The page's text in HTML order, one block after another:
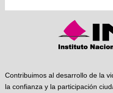
Contribuimos al desarrollo de la
la confianza y la participación